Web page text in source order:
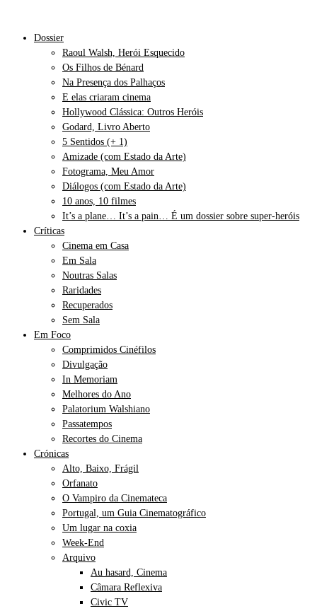
Dossier
Raoul Walsh, Herói Esquecido
Os Filhos de Bénard
Na Presença dos Palhaços
E elas criaram cinema
Hollywood Clássica: Outros Heróis
Godard, Livro Aberto
5 Sentidos (+ 1)
Amizade (com Estado da Arte)
Fotograma, Meu Amor
Diálogos (com Estado da Arte)
10 anos, 10 filmes
It’s a plane… It’s a pain… É um dossier sobre super-heróis
Críticas
Cinema em Casa
Em Sala
Noutras Salas
Raridades
Recuperados
Sem Sala
Em Foco
Comprimidos Cinéfilos
Divulgação
In Memoriam
Melhores do Ano
Palatorium Walshiano
Passatempos
Recortes do Cinema
Crónicas
Alto, Baixo, Frágil
Orfanato
O Vampiro da Cinemateca
Portugal, um Guia Cinematográfico
Um lugar na coxia
Week-End
Arquivo
Au hasard, Cinema
Câmara Reflexiva
Civic TV